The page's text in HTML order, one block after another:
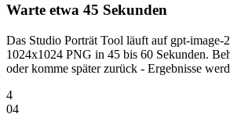
Warte etwa 45 Sekunden
Das Studio Porträt Tool läuft auf gpt-image-
1024x1024 PNG in 45 bis 60 Sekunden.
oder komme später zurück - Ergebnisse
4
04